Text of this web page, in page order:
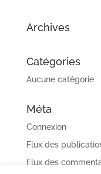
Archives
Catégories
Aucune catégorie
Méta
Connexion
Flux des
Flux des